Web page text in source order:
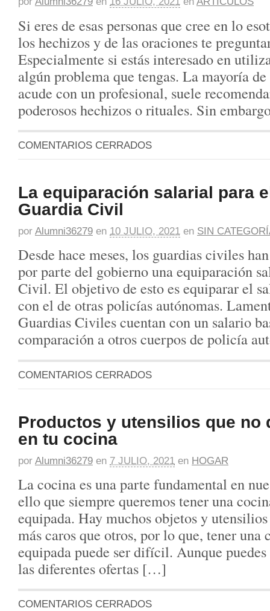
Si eres de esas personas que cree en lo
los hechizos y de las oraciones te
Especialmente si estás interesado en
algún problema que tengas. La mayoría de
acude con un profesional, suele
poderosos hechizos o rituales. Sin
COMENTARIOS CERRADOS
La equiparación salarial para
Guardia Civil
por Alumni36279 en 10 JULIO, 2021 en SIN
Desde hace meses, los guardias civiles
por parte del gobierno una equiparación
Civil. El objetivo de esto es equiparar el
con el de otras policías autónomas.
Guardias Civiles cuentan con un salario
comparación a otros cuerpos de policía
COMENTARIOS CERRADOS
Productos y utensilios que no
en tu cocina
por Alumni36279 en 7 JULIO, 2021 en HOGAR
La cocina es una parte fundamental en
ello que siempre queremos tener una
equipada. Hay muchos objetos y
más caros que otros, por lo que, tener una
equipada puede ser difícil. Aunque
las diferentes ofertas […]
COMENTARIOS CERRADOS